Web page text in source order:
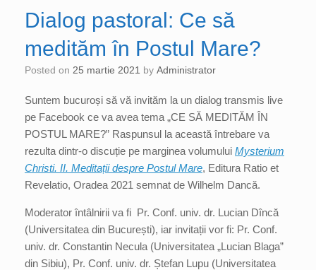
Dialog pastoral: Ce să
medităm în Postul Mare?
Posted on 25 martie 2021 by Administrator
Suntem bucuroși să vă invităm la un dialog transmis live
pe Facebook ce va avea tema „CE SĂ MEDITĂM ÎN
POSTUL MARE?” Raspunsul la această întrebare va
rezulta dintr-o discuție pe marginea volumului Mysterium
Christi. II. Meditații despre Postul Mare, Editura Ratio et
Revelatio, Oradea 2021 semnat de Wilhelm Dancă.
Moderator întâlnirii va fi Pr. Conf. univ. dr. Lucian Dîncă
(Universitatea din București), iar invitații vor fi: Pr. Conf.
univ. dr. Constantin Necula (Universitatea „Lucian Blaga”
din Sibiu), Pr. Conf. univ. dr. Ștefan Lupu (Universitatea